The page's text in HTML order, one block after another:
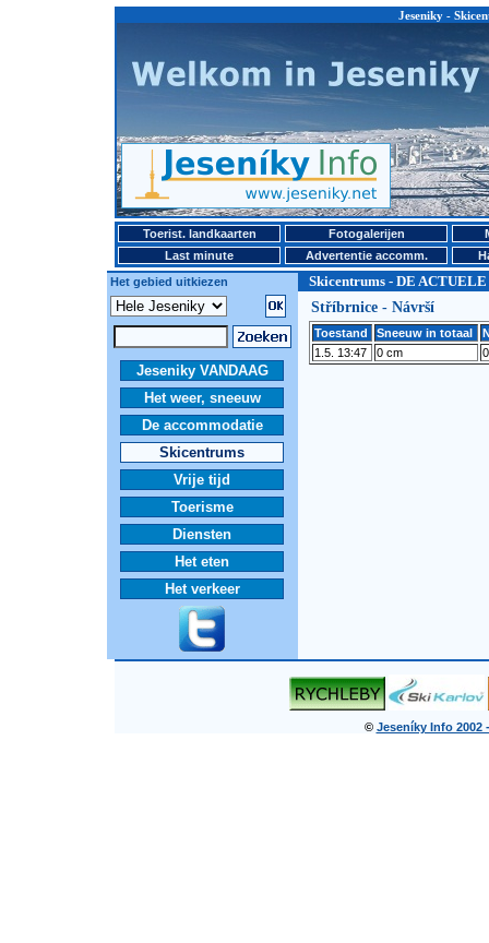
Jeseniky -
Toerist. landkaarten Fotogalerijen
Last minute
Advertentie accomm.
Het gebied uitkiezen
Skicentrums - DE
Jeseniky VANDAAG
Het weer, sneeuw
De accommodatie
Skicentrums
Vrije tijd
Toerisme
Diensten
Het eten
Het verkeer
Stříbrnice - Návrší
Toestand Sneeuw in totaal
1.5. 13:47
0 cm
© Jeseníky Info 2002